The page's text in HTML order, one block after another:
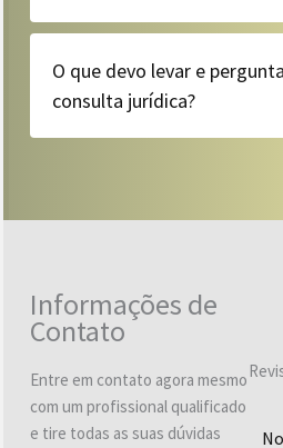
O que devo levar e
consulta jurídica?
Informações de
Contato
Entre em contato agora mesmo
com um profissional qualificado
e tire todas as suas dúvidas